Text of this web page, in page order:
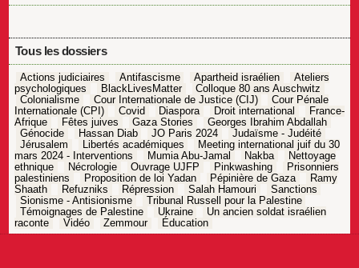
Tous les dossiers
Actions judiciaires Antifascisme Apartheid israélien
Ateliers
psychologiques
BlackLivesMatter
Colloque 80 ans Auschwitz
Colonialisme
Cour Internationale de Justice (CIJ)
Cour Pénale
Internationale (CPI)
Covid Diaspora Droit international
France-
Afrique
Fêtes juives Gaza Stories
Georges Ibrahim Abdallah
Génocide
Hassan Diab JO Paris 2024
Judaïsme - Judéité
Jérusalem
Libertés académiques
Meeting international juif du 30
mars 2024 - Interventions
Mumia Abu-Jamal Nakba
Nettoyage
ethnique
Nécrologie Ouvrage UJFP Pinkwashing
Prisonniers
palestiniens
Proposition de loi Yadan Pépinière de Gaza
Ramy
Shaath
Refuzniks Répression Salah Hamouri
Sanctions
Sionisme - Antisionisme
Tribunal Russell pour la Palestine
Témoignages de Palestine
Ukraine
Un ancien soldat israélien
raconte
Vidéo Zemmour Éducation
Navigation